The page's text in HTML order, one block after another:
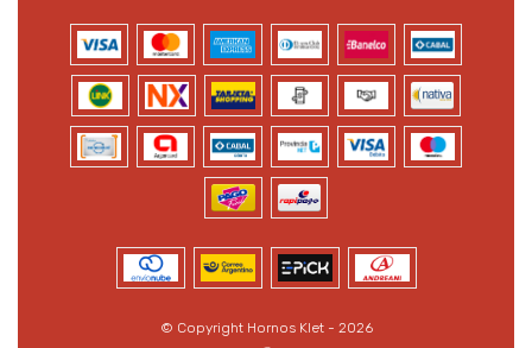
© Copyright Hornos Klet - 2026